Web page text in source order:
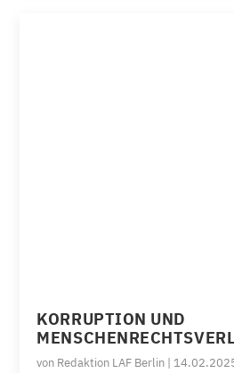
KORRUPTION UND
von Redaktion LAF Berlin |